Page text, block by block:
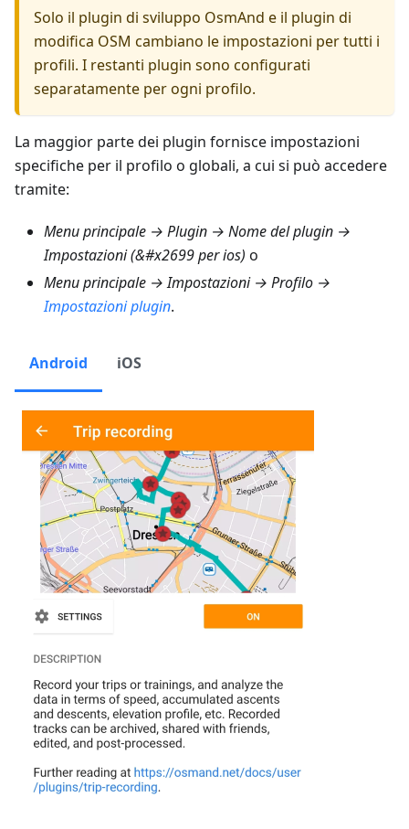
Solo il plugin di sviluppo OsmAnd e il plugin di
modifica OSM cambiano le impostazioni per tutti i
profili. I restanti plugin sono configurati
separatamente per ogni profilo.
La maggior parte dei plugin fornisce impostazioni
specifiche per il profilo o globali, a cui si può accedere
tramite:
Menu principale → Plugin → Nome del plugin →
Impostazioni (&#x2699 per ios) o
Menu principale → Impostazioni → Profilo →
Impostazioni plugin.
Android iOS